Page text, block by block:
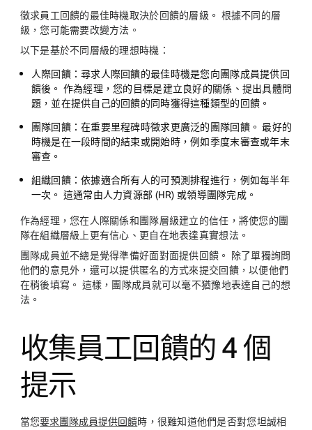
徵求員工回饋的最佳時機取決於回饋的層級。 根據不同的層
級，您可能需要改變方法。
以下是基於不同層級的理想時機：
人際回饋：尋求人際回饋的最佳時機是您向團隊成員提供回
饋後。 作為經理，您的目標是建立良好的關係、提出具體問
題，並在提供自己的回饋的同時獲得這種類型的回饋。
團隊回饋：在重要里程碑時徵求更廣泛的團隊回饋。 最好的
時機是在一段時間的結束或開始時，例如季度末審查或年末
審查。
組織回饋：依據適合所有人的可預測排程進行，例如每半年
一次。 這通常由人力資源部 (HR) 或領導團隊完成。
作為經理，您在人際關係和團隊層級建立的信任，將使您的團
隊在組織層級上更有信心、更自在地表達真實想法。
團隊成員並不總是覺得準備好面對面提供回饋。 除了單獨詢問
他們的意見外，還可以提供匿名的方式來提交回饋，以便他們
在稍後填寫。 這樣，團隊成員就可以毫不猶豫地表達自己的想
法。
收集員工回饋的 4 個
提示
當您要求團隊成員提供回饋時，很難知道他們是否對您坦誠相